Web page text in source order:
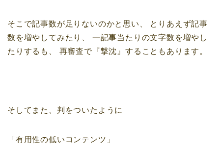
そこで記事数が足りないのかと思い、
とりあえず記事
数を増やしてみたり、
一記事当たりの文字数を増やし
たりするも、
再審査で『撃沈』することもあります。
そしてまた、判をついたように
「有用性の低いコンテンツ」